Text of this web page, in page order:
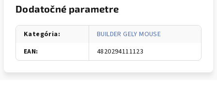
Dodatočné parametre
Kategória:
BUILDER GELY MOUSE
EAN: 4820294111123